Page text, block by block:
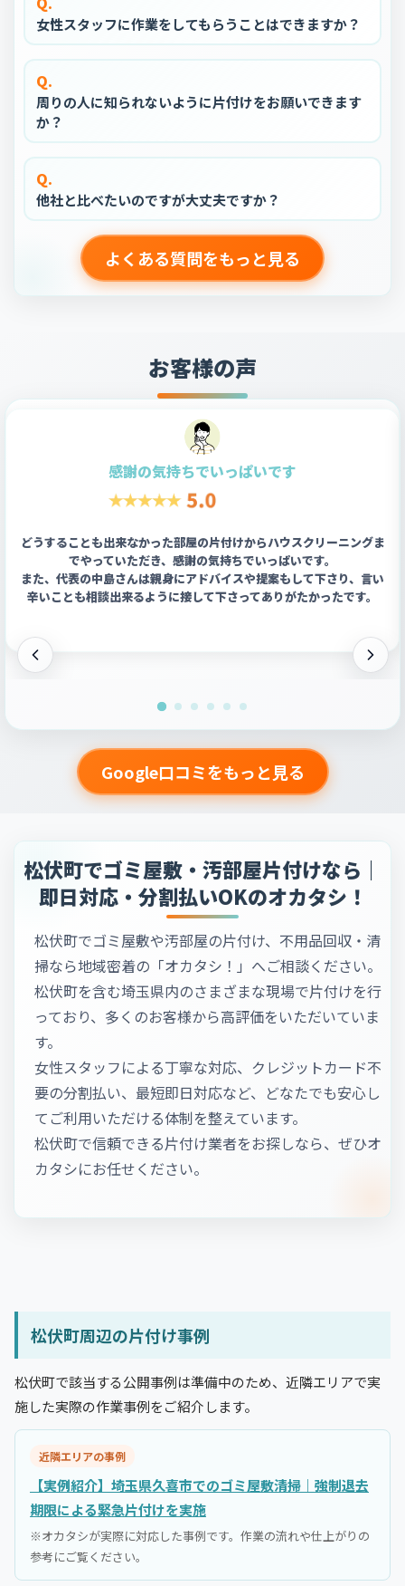
女性スタッフに作業をしてもらうことはできますか？
Q.
周りの人に知られないように片付けをお願いできます
か？
Q.
他社と比べたいのですが大丈夫ですか？
よくある質問をもっと見る
お客様の声
感謝の気持ちでいっぱいです
どうすることも出来なかった部屋の片付けからハウスクリーニングま
でやっていただき、感謝の気持ちでいっぱいです。
また、代表の中島さんは親身にアドバイスや提案もして下さり、言い
辛いことも相談出来るように接して下さってありがたかったです。
Google口コミをもっと見る
松伏町でゴミ屋敷・汚部屋片付けなら｜
即日対応・分割払いOKのオカタシ！
松伏町でゴミ屋敷や汚部屋の片付け、不用品回収・清
掃なら地域密着の「オカタシ！」へご相談ください。
松伏町を含む埼玉県内のさまざまな現場で片付けを行
っており、多くのお客様から高評価をいただいていま
す。
女性スタッフによる丁寧な対応、クレジットカード不
要の分割払い、最短即日対応など、どなたでも安心し
てご利用いただける体制を整えています。
松伏町で信頼できる片付け業者をお探しなら、ぜひオ
カタシにお任せください。
松伏町周辺の片付け事例
松伏町で該当する公開事例は準備中のため、近隣エリアで実
施した実際の作業事例をご紹介します。
近隣エリアの事例
【実例紹介】埼玉県久喜市でのゴミ屋敷清掃｜強制退去
期限による緊急片付けを実施
※オカタシが実際に対応した事例です。作業の流れや仕上がりの
参考にご覧ください。